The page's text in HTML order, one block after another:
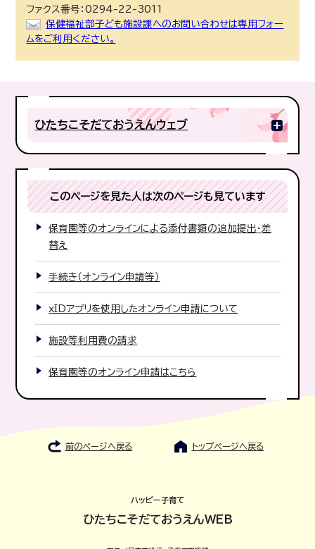
ファクス番号：0294-22-3011
保健福祉部子ども施設課へのお問い合わせは専用フォー
ムをご利用ください。
ひたちこそだておうえんウェブ
このページを見た人は次のページも見ています
保育園等のオンラインによる添付書類の追加提出・差
替え
手続き（オンライン申請等）
xIDアプリを使用したオンライン申請について
施設等利用費の請求
保育園等のオンライン申請はこちら
前のページへ戻る トップページへ戻る
ハッピー子育て
ひたちこそだておうえんWEB